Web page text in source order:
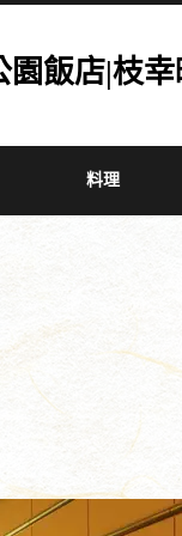
園飯店|枝
料理